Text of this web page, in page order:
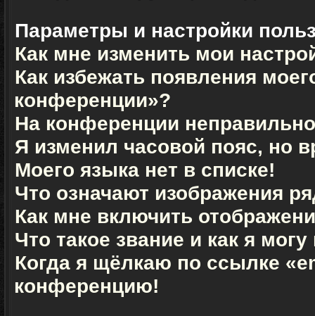
Параметры и настройки
Как мне изменить мои
Как избежать появления
конференции»?
На конференции
Я изменил часовой пояс, но
Моего языка нет в списке!
Что означают изображения
Как мне включить
Что такое звание и как я
Когда я щёлкаю по ссылке
конференцию!